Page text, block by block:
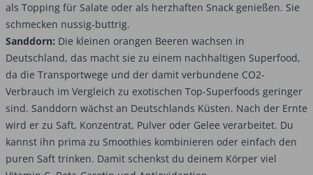
als Topping für Salate oder als herzhaften Snack genießen. Sie
schmecken nussig-buttrig.
Sanddorn: Die kleinen orangen Beeren wachsen in
Deutschland, das macht sie zu einem nachhaltigen Superfood,
da die Transportwege und der damit verbundene CO2-
Verbrauch im Vergleich zu exotischen Top-Superfoods geringer
sind. Sanddorn wächst an Deutschlands Küsten. Nach der Ernte
wird er zu Saft, Konzentrat, Pulver oder Gelee verarbeitet. Du
kannst ihn prima zu Smoothies kombinieren oder einfach den
puren Saft trinken. Damit schenkst du deinem Körper viel